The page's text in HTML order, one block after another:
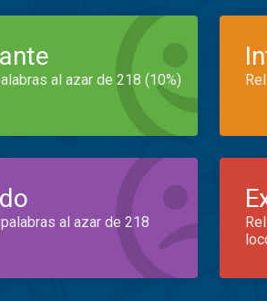
al azar de 218 (10%)
al azar de 218